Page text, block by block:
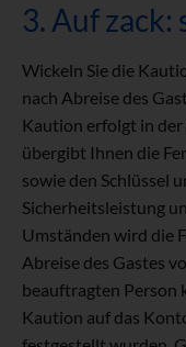
3. Auf
Wickeln Sie die
nach Abreise des
Kaution erfolgt in der
übergibt Ihnen die
sowie den Schlüssel
Sicherheitsleistung
Umständen wird die
Abreise des Gastes
beauftragten Person
Kaution auf das